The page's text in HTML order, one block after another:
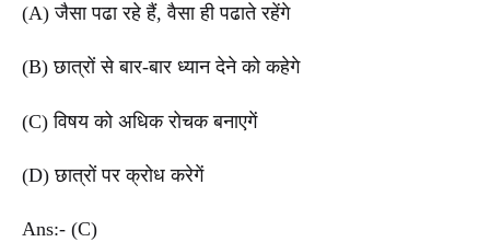
(A) जैसा पढा रहे हैं, वैसा ही पढाते रहेंगे
(B) छात्रों से बार-बार ध्यान देने को कहेगे
(C) विषय को अधिक रोचक बनाएगें
(D) छात्रों पर क्रोध करेगें
Ans:- (C)